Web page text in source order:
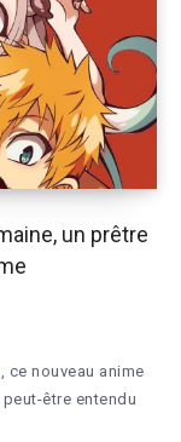
un prêtre
ce nouveau anime
être entendu